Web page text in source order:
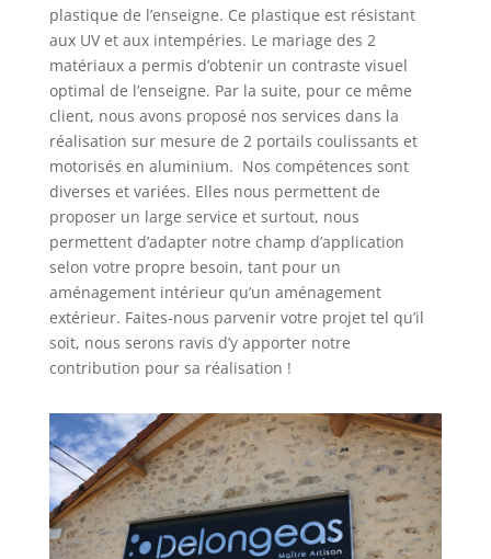
plastique de l’enseigne. Ce plastique est résistant
aux UV et aux intempéries. Le mariage des 2
matériaux a permis d’obtenir un contraste visuel
optimal de l’enseigne. Par la suite, pour ce même
client, nous avons proposé nos services dans la
réalisation sur mesure de 2 portails coulissants et
motorisés en aluminium. Nos compétences sont
diverses et variées. Elles nous permettent de
proposer un large service et surtout, nous
permettent d’adapter notre champ d’application
selon votre propre besoin, tant pour un
aménagement intérieur qu’un aménagement
extérieur. Faites-nous parvenir votre projet tel qu’il
soit, nous serons ravis d’y apporter notre
contribution pour sa réalisation !